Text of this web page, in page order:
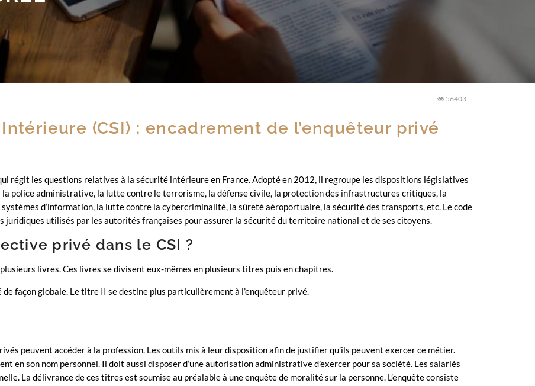
56403
(CSI) : encadrement de l’enquêteur privé
régit les questions relatives à la sécurité intérieure en France. Adopté en 2012, il regroupe les dispositions législatives
police administrative, la lutte contre le terrorisme, la défense civile, la protection des infrastructures critiques, la
d’information, la lutte contre la cybercriminalité, la sûreté aéroportuaire, la sécurité des transports, etc. Le code
juridiques utilisés par les autorités françaises pour assurer la sécurité du territoire national et de ses citoyens.
privé dans le CSI ?
livres. Ces livres se divisent eux-mêmes en plusieurs titres puis en chapitres.
façon globale. Le titre II se destine plus particulièrement à l’enquêteur privé.
peuvent accéder à la profession. Les outils mis à leur disposition afin de justifier qu’ils peuvent exercer ce métier.
en son nom personnel. Il doit aussi disposer d’une autorisation administrative d’exercer pour sa société. Les salariés
La délivrance de ces titres est soumise au préalable à une enquête de moralité sur la personne. L’enquête consiste